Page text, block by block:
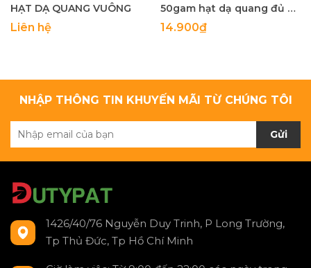
HẠT DẠ QUANG VUÔNG
Liên hệ
50gam hạt dạ quang đủ màu 6mm, 8mm, 10mm, 12mm, hạt nhựa tròn
14.900₫
NHẬP THÔNG TIN KHUYẾN MÃI TỪ CHÚNG TÔI
Gửi
1426/40/76 Nguyễn Duy Trinh, P Long Trường,
Tp Thủ Đức, Tp Hồ Chí Minh